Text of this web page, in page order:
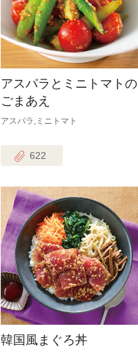
アスパラとミニトマトの
ごまあえ
アスパラ,ミニトマト
622
韓国風まぐろ丼